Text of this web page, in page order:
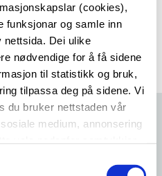
(cookies),
funksjonar og samle inn
nettsida. Dei ulike
nødvendige for å få sidene
til statistikk og bruk,
tilpassa deg på sidene. Vi
du bruker nettstaden vår
medium, annonsering
Sjå meir om kva cookies